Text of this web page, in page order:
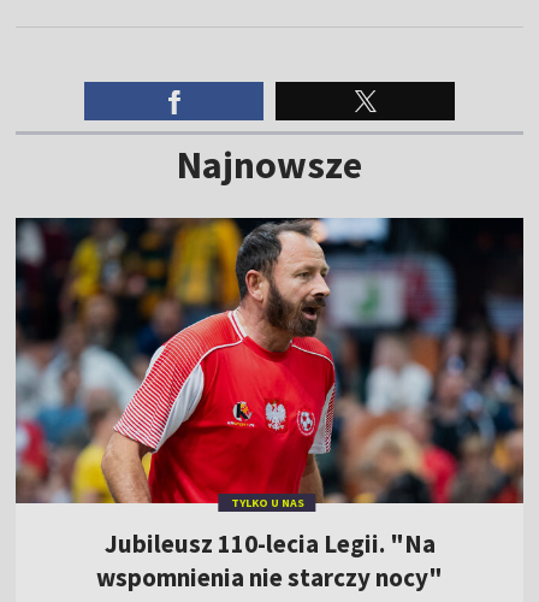
Najnowsze
TYLKO U NAS
Jubileusz 110-lecia Legii. "Na
wspomnienia nie starczy nocy"